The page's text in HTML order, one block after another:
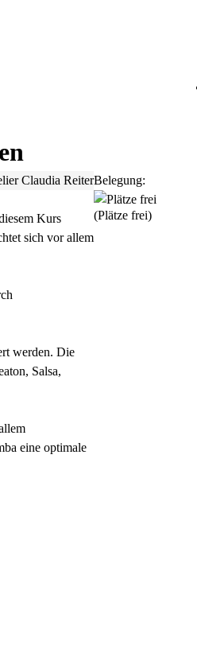
Claudia Reiter
Kurs
sich vor allem
werden. Die
Salsa,
eine optimale
Belegung:
(Plätze frei)